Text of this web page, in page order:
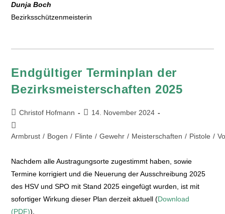
Dunja Boch
Bezirksschützenmeisterin
Endgültiger Terminplan der
Bezirksmeisterschaften 2025
Christof Hofmann 14. November 2024
Armbrust / Bogen / Flinte / Gewehr / Meisterschaften / Pistole /
Nachdem alle Austragungsorte zugestimmt haben, sowie
Termine korrigiert und die Neuerung der Ausschreibung 2025
des HSV und SPO mit Stand 2025 eingefügt wurden, ist mit
sofortiger Wirkung dieser Plan derzeit aktuell (Download
(PDF)).